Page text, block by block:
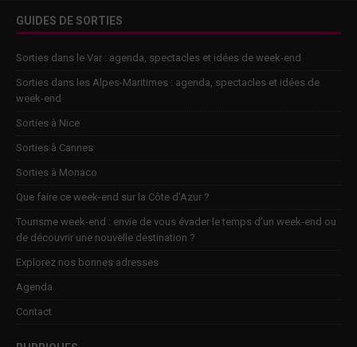
GUIDES DE SORTIES
Sorties dans le Var : agenda, spectacles et idées de week-end
Sorties dans les Alpes-Maritimes : agenda, spectacles et idées de
week-end
Sorties à Nice
Sorties à Cannes
Sorties à Monaco
Que faire ce week-end sur la Côte d’Azur ?
Tourisme week-end : envie de vous évader le temps d’un week-end ou
de découvrir une nouvelle destination ?
Explorez nos bonnes adresses
Agenda
Contact